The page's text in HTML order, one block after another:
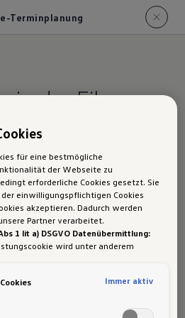
Terminplanung
in der Eile
übernimmt
Ihre
für eine bestmögliche
der Webseite zu
erforderliche Cookies gesetzt. Sie
einwilligungspflichtigen Cookies
akzeptieren. Dadurch werden
Partner verarbeitet.
1 lit a) DSGVO Datenübermittlung:
wird unter anderem
dort an die Google LLC) weitergibt.
Immer aktiv